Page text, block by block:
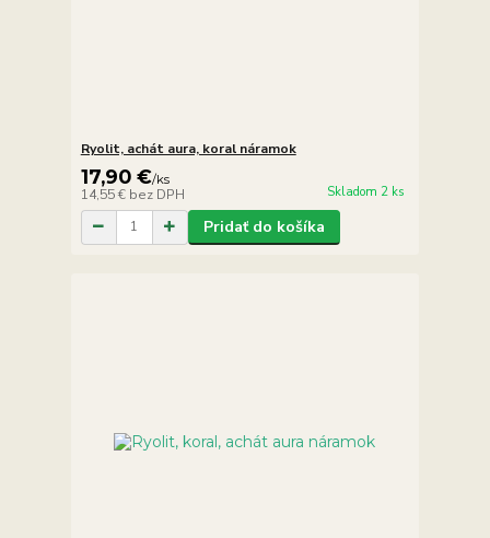
Ryolit, achát aura, koral náramok
17,90 €/ks
14,55 € bez DPH Skladom 2 ks
Pridať do košíka